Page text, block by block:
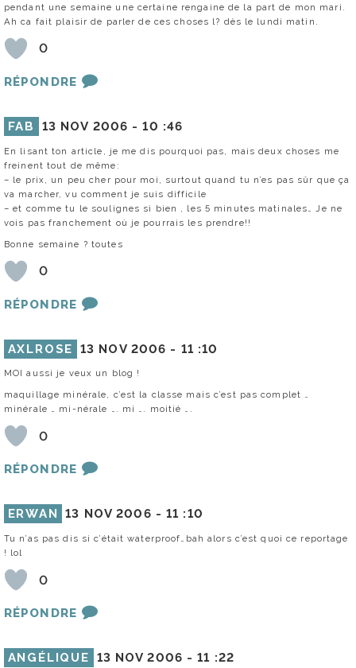
pendant une semaine une certaine rengaine de la part de mon mari.
Ah ca fait plaisir de parler de ces choses l? dès le lundi matin.
0
RÉPONDRE
FAB 13 NOV 2006 -10 :46
En lisant ton article, je me dis pourquoi pas, mais deux choses me
freinent tout de même:
– le prix, un peu cher pour moi, surtout quand tu n’es pas sûr que ça
va marcher, vu comment je suis difficile
– et comme tu le soulignes si bien , les 5 minutes matinales… Je ne
vois pas franchement où je pourrais les prendre!!
Bonne semaine ? toutes
0
RÉPONDRE
AXLROSE 13 NOV 2006 - 11 :10
MOI aussi je veux un blog !
maquillage minérale, c’est la classe mais c’est pas complet …
minérale … mi-nérale …. mi …. moitié ….
0
RÉPONDRE
ERWAN 13 NOV 2006 -11 :10
Tu n’as pas dis si c’était waterproof…bah alors c’est quoi ce reportage
! lol
0
RÉPONDRE
ANGÉLIQUE 13 NOV 2006 -11 :22